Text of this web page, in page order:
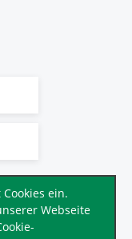
ein.
Webseite